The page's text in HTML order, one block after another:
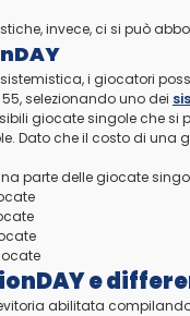
invece, ci si può
i giocatori
selezionando uno dei
giocate singole che si
Dato che il costo di
parte delle giocate
e
abilitata